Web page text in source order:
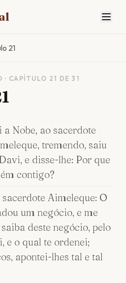
21
CAPÍTULO 21 DE 31
Nobe, ao sacerdote
tremendo, saiu
e disse-lhe: Por que
contigo?
Aimeleque: O
um negócio, e me
deste negócio, pelo
e o qual te ordenei;
apontei-lhes tal e tal